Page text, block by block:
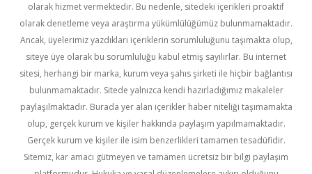
olarak hizmet vermektedir. Bu nedenle, sitedeki içerikleri proaktif
olarak denetleme veya araştırma yükümlülüğümüz bulunmamaktadır.
Ancak, üyelerimiz yazdıkları içeriklerin sorumluluğunu taşımakta olup,
siteye üye olarak bu sorumluluğu kabul etmiş sayılırlar. Bu internet
sitesi, herhangi bir marka, kurum veya şahıs şirketi ile hiçbir bağlantısı
bulunmamaktadır. Sitede yalnızca kendi hazırladığımız makaleler
paylaşılmaktadır. Burada yer alan içerikler haber niteliği taşımamakta
olup, gerçek kurum ve kişiler hakkında paylaşım yapılmamaktadır.
Gerçek kurum ve kişiler ile isim benzerlikleri tamamen tesadüfidir.
Sitemiz, kar amacı gütmeyen ve tamamen ücretsiz bir bilgi paylaşım